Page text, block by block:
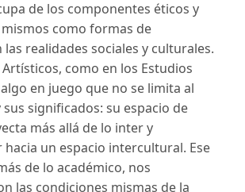
de los componentes éticos y
como formas de
realidades sociales y culturales.
como en los Estudios
en juego que no se limita al
significados: su espacio de
más allá de lo inter y
un espacio intercultural. Ese
de lo académico, nos
las condiciones mismas de la